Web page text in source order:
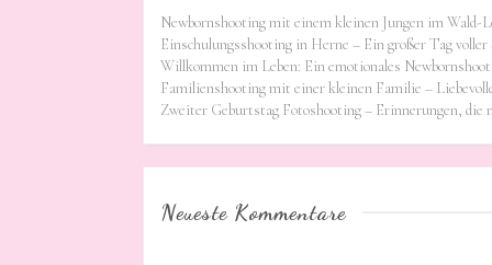
Newbornshooting mit einem kleinen Jungen im
Einschulungsshooting in Herne – Ein großer Tag voller
Willkommen im Leben: Ein emotionales
Familienshooting mit einer kleinen Familie –
Zweiter Geburtstag Fotoshooting – Erinnerungen, die
Neueste Kommentare